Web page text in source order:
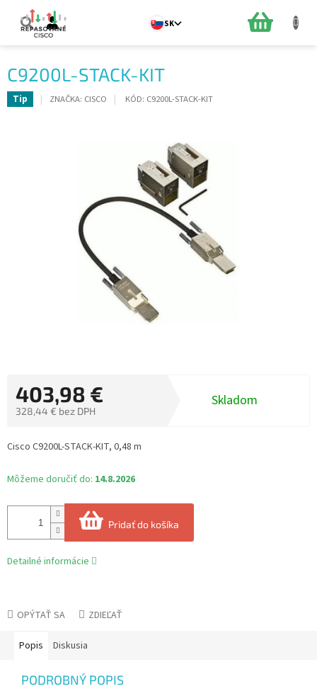
obsah
SK
C9200L-STACK-KIT
Tip ZNAČKA: CISCO KÓD: C9200L-STACK-KIT
403,98 €
328,44 € bez DPH
cena:
Skladom
Môžeme doručiť do: 14.8.2026
Pridať do košíka
Cisco C9200L-STACK-KIT, 0,48 m
Detailné informácie
OPÝTAŤ SA ZDIEĽAŤ
Popis Diskusia
PODROBNÝ POPIS